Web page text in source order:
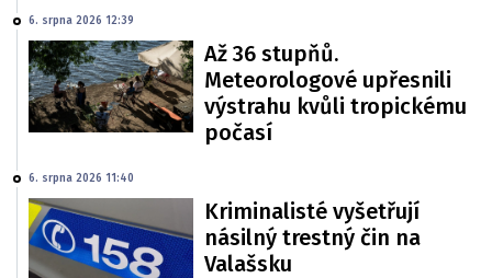
6. srpna 2026 12:39
Až 36 stupňů.
Meteorologové upřesnili
výstrahu kvůli tropickému
počasí
6. srpna 2026 11:40
Kriminalisté vyšetřují
násilný trestný čin na
Valašsku